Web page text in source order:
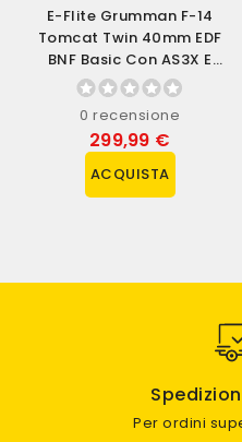
E-Flite Grumman F-14
Tomcat Twin 40mm EDF
BNF Basic Con AS3X E
SAFE Select...
0 recensione
299,99 €
ACQUISTA
Per ordini